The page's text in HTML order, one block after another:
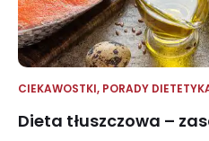
CIEKAWOSTKI, PORADY
Dieta tłuszczowa –